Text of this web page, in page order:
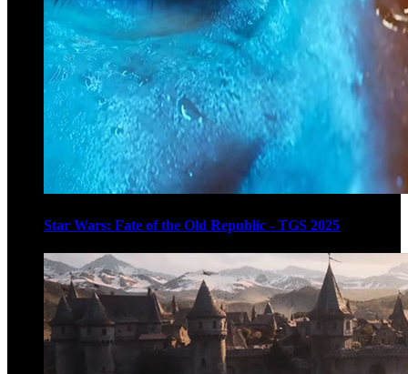
Star Wars: Fate of the Old Republic - TGS 2025